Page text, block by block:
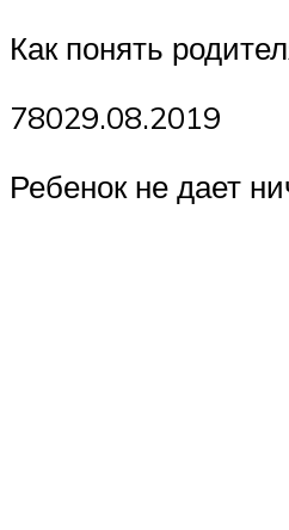
Как понять
78029.08.2019
Ребенок не дает